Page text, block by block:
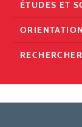
ÉTUDES ET